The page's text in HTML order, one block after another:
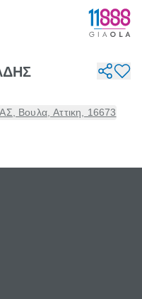
Βουλα, Αττικη, 16673